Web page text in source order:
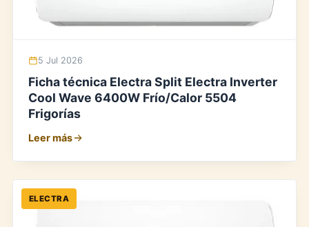
5 Jul 2026
Ficha técnica Electra Split Electra Inverter
Cool Wave 6400W Frío/Calor 5504
Frigorías
Leer más
ELECTRA